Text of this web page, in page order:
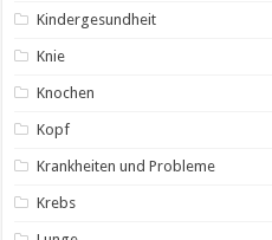
Kindergesundheit
Knie
Knochen
Kopf
Krankheiten und Probleme
Krebs